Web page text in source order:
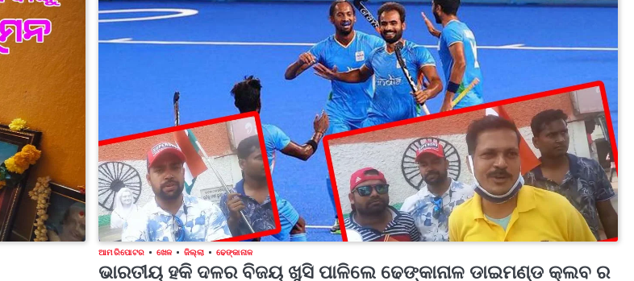
ଆମ ରିପୋଟର ଖେଳ ଜିଲ୍ଲା ଢେଙ୍କାନାଳ
ଭାରତୀୟ ହକି ଦଳର ବିଜୟ ଖୁସି ପାଳିଲେ ଢେଙ୍କାନାଳ ଡାଇମଣ୍ଡ କ୍ଲବ ର